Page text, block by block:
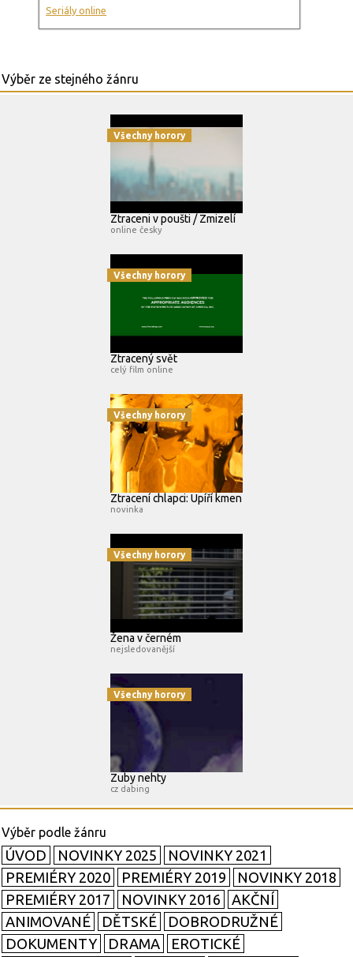
Seriály online
Všechny horory
Ztraceni v poušti / Zmizelí
online česky
Všechny horory
Ztracený svět
celý film online
Všechny horory
Ztracení chlapci: Upíří kmen
novinka
Všechny horory
Žena v černém
nejsledovanější
Všechny horory
Zuby nehty
cz dabing
ÚVOD NOVINKY 2025
NOVINKY 2021
PREMIÉRY 2020
PREMIÉRY 2019
NOVINKY 2018
PREMIÉRY 2017
NOVINKY 2016
AKČNÍ
ANIMOVANÉ
DĚTSKÉ
DOBRODRUŽNÉ
DOKUMENTY
DRAMA
EROTICKÉ